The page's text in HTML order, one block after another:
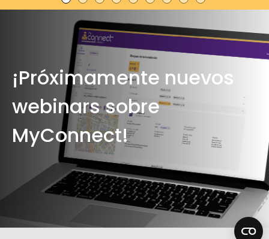
¡Próximamente nuevos
webinars sobre
MyConnect!